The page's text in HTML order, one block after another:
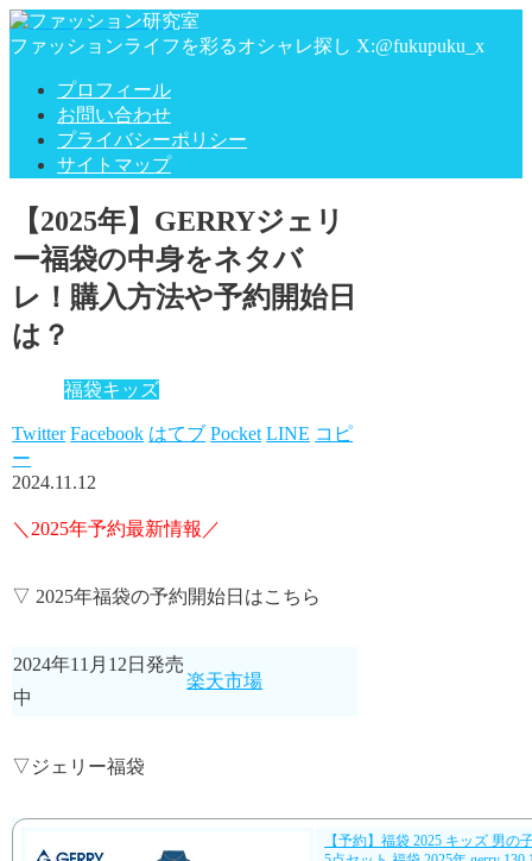
ファッションライフを彩るオシャレ探し X:@fukupuku_x
プロフィール
お問い合わせ
プライバシーポリシー
サイトマップ
【2025年】GERRYジェリ
ー福袋の中身をネタバ
レ！購入方法や予約開始日
は？
福袋キッズ
Twitter Facebook はてブ Pocket LINE コピ
ー
2024.11.12
＼2025年予約最新情報／
▽ 2025年福袋の予約開始日はこちら
2024年11月12日発売
中
楽天市場
▽ジェリー福袋
【予約】福袋 2025 キッズ 男の